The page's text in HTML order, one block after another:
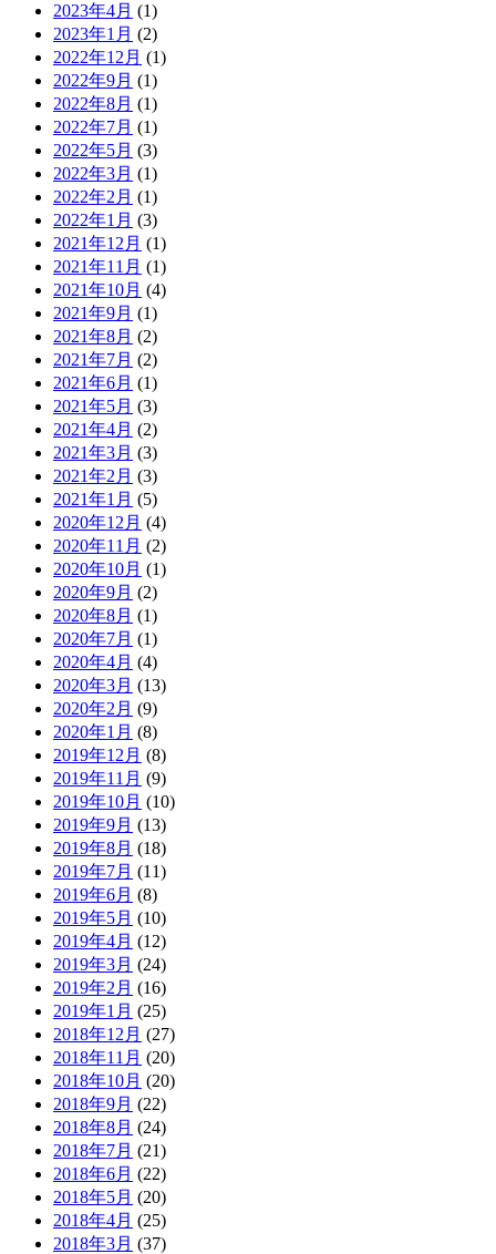
2023年4月 (1)
2023年1月 (2)
2022年12月 (1)
2022年9月 (1)
2022年8月 (1)
2022年7月 (1)
2022年5月 (3)
2022年3月 (1)
2022年2月 (1)
2022年1月 (3)
2021年12月 (1)
2021年11月 (1)
2021年10月 (4)
2021年9月 (1)
2021年8月 (2)
2021年7月 (2)
2021年6月 (1)
2021年5月 (3)
2021年4月 (2)
2021年3月 (3)
2021年2月 (3)
2021年1月 (5)
2020年12月 (4)
2020年11月 (2)
2020年10月 (1)
2020年9月 (2)
2020年8月 (1)
2020年7月 (1)
2020年4月 (4)
2020年3月 (13)
2020年2月 (9)
2020年1月 (8)
2019年12月 (8)
2019年11月 (9)
2019年10月 (10)
2019年9月 (13)
2019年8月 (18)
2019年7月 (11)
2019年6月 (8)
2019年5月 (10)
2019年4月 (12)
2019年3月 (24)
2019年2月 (16)
2019年1月 (25)
2018年12月 (27)
2018年11月 (20)
2018年10月 (20)
2018年9月 (22)
2018年8月 (24)
2018年7月 (21)
2018年6月 (22)
2018年5月 (20)
2018年4月 (25)
2018年3月 (37)